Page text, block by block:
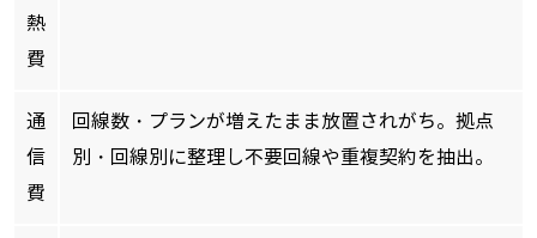
熱
費
通
信
費
回線数・プランが増えたまま放置されがち。拠点
別・回線別に整理し不要回線や重複契約を抽出。